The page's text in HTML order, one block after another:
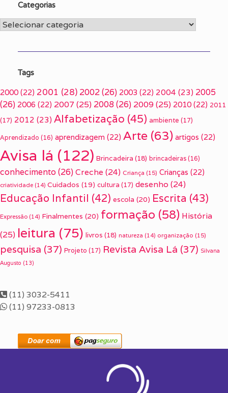
Categorias
Categorias
Tags
2000 (22) 2001 (28) 2002(26) 2003 (22) 2004 (23) 2005
(26) 2006 (22) 2007 (25) 2008(26) 2009(25) 2010 (22) 2011
(17) 2012 (23) Alfabetização (45) ambiente (17)
Aprendizado (16) aprendizagem (22) Arte (63) artigos (22)
Avisa lá (122) Brincadeira (18) brincadeiras (16)
conhecimento(26) Creche (24) Criança (15) Crianças (22)
criatividade (14) Cuidados (19) cultura (17) desenho (24)
Educação Infantil (42) escola (20) Escrita (43)
Expressão (14) Finalmentes (20) formação (58) História
(25) leitura (75) livros (18) natureza (14) organização (15)
pesquisa (37) Projeto (17) Revista Avisa Lá (37) Silvana
Augusto (13)
(11) 3032-5411
(11) 97233-0813